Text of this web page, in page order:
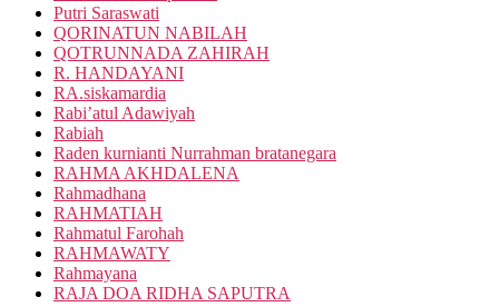
Putri Saraswati
QORINATUN NABILAH
QOTRUNNADA ZAHIRAH
R. HANDAYANI
RA.siskamardia
Rabi’atul Adawiyah
Rabiah
Raden kurnianti Nurrahman bratanegara
RAHMA AKHDALENA
Rahmadhana
RAHMATIAH
Rahmatul Farohah
RAHMAWATY
Rahmayana
RAJA DOA RIDHA SAPUTRA